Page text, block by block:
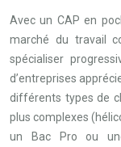
Avec un CAP en
marché du travail
spécialiser
d’entreprises
différents types de
plus complexes
un Bac Pro ou